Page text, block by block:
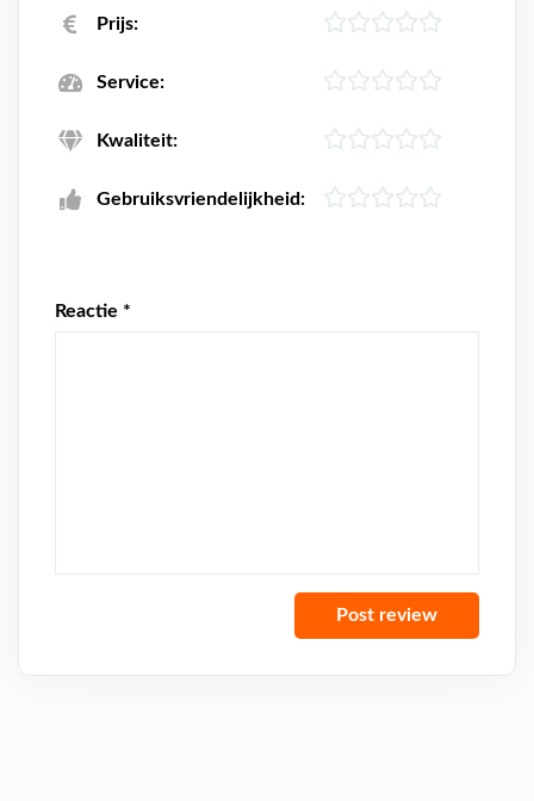
Prijs:
Service:
Kwaliteit:
Gebruiksvriendelijkheid:
Reactie *